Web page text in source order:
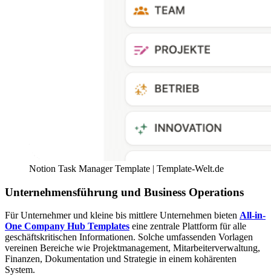
Notion Task Manager Template | Template-Welt.de
Unternehmensführung und Business Operations
Für Unternehmer und kleine bis mittlere Unternehmen bieten All-in-
One Company Hub Templates eine zentrale Plattform für alle
geschäftskritischen Informationen. Solche umfassenden Vorlagen
vereinen Bereiche wie Projektmanagement, Mitarbeiterverwaltung,
Finanzen, Dokumentation und Strategie in einem kohärenten
System.